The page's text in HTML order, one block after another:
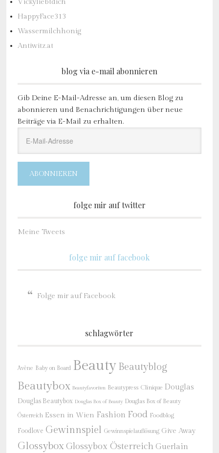
Vickyliebtdich
HappyFace313
Wassermilchhonig
Antiwitz.at
blog via e-mail abonnieren
Gib Deine E-Mail-Adresse an, um diesen Blog zu
abonnieren und Benachrichtigungen über neue
Beiträge via E-Mail zu erhalten.
Mail-
Adresse
ABONNIEREN
folge mir auf twitter
Meine Tweets
folge mir auf facebook
Folge mir auf Facebook
schlagwörter
Avène Baby on Board Beauty Beautyblog
Beautybox Beautyfavoriten Beautypress Clinique Douglas
Douglas Beautybox Douglas Box of Beauty Douglas Box of Beauty
Österreich Essen in Wien Fashion Food Foodblog
Foodlove Gewinnspiel Gewinnspielauflösung Give Away
GlossyboxGlossybox Österreich Guerlain